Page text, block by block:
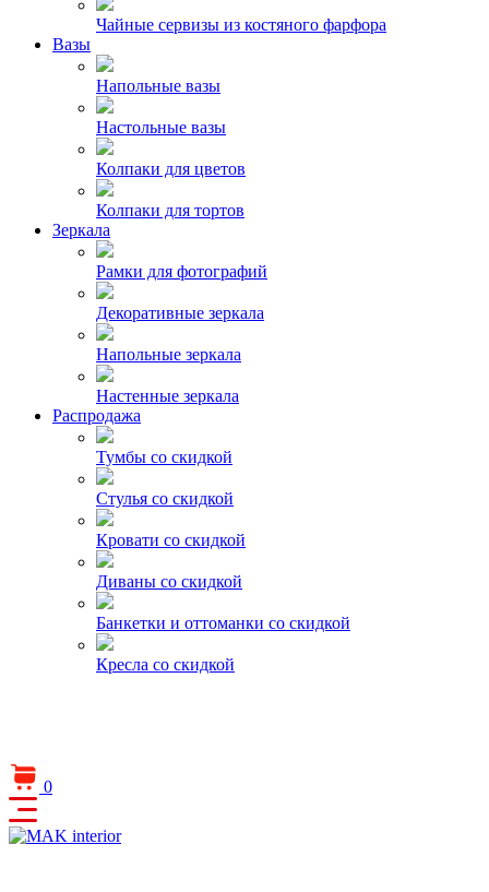
Чайные сервизы из костяного фарфора
Вазы
Напольные вазы
Настольные вазы
Колпаки для цветов
Колпаки для тортов
Зеркала
Рамки для фотографий
Декоративные зеркала
Напольные зеркала
Настенные зеркала
Распродажа
Тумбы со скидкой
Стулья со скидкой
Кровати со скидкой
Диваны со скидкой
Банкетки и оттоманки со скидкой
Кресла со скидкой
0